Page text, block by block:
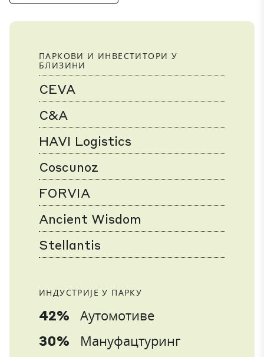
ПАРКОВИ И ИНВЕСТИТОРИ У
БЛИЗИНИ
CEVA
C&A
HAVI Logistics
Coscunoz
FORVIA
Ancient Wisdom
Stellantis
ИНДУСТРИЈЕ У ПАРКУ
42%
Аутомотиве
30%
Мануфацтуринг